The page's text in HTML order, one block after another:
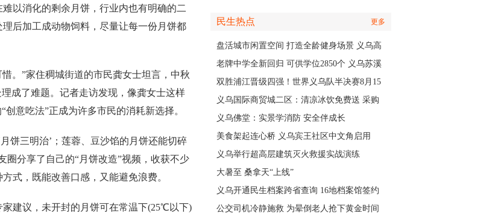
以消化的剩余月饼，行业内也有明确的二
后加工成动物饲料，尽量让每一份月饼都
”家住稠城街道的市民龚女士坦言，中秋
成了难题。记者走访发现，像龚女士这样
意吃法”正成为许多市民的消耗新选择。
三明治’；莲蓉、豆沙馅的月饼还能切碎
圈分享了自己的“月饼改造”视频，收获不少
式，既能改善口感，又能避免浪费。
建议，未开封的月饼可在常温下(25℃以下)
民生热点 更多
盘活城市闲置空间 打造全龄健身场景 义乌高
质量落地省级文体民生实事
老牌中学全新回归 可供学位2850个 义乌苏溪
中学9月投用
双胜浦江晋级四强！世界义乌队半决赛8月15
日主场开打
义乌国际商贸城二区：清凉冰饮免费送 采购
商可就近领取
义乌佛堂：实景学消防 安全伴成长
美食架起连心桥 义乌宾王社区中文角启用
义乌举行超高层建筑灭火救援实战演练
大暑至 桑拿天“上线”
义乌开通民生档案跨省查询 16地档案馆签约
合作
公交司机冷静施救 为晕倒老人抢下黄金时间